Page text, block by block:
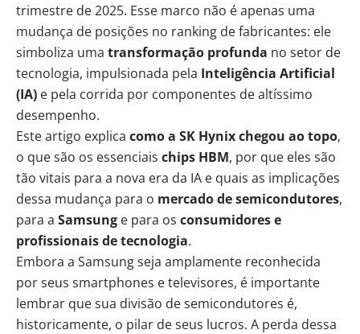
trimestre de 2025. Esse marco não é apenas uma
mudança de posições no ranking de fabricantes: ele
simboliza uma transformação profunda no setor de
tecnologia, impulsionada pela Inteligência Artificial
(IA) e pela corrida por componentes de altíssimo
desempenho.
Este artigo explica como a SK Hynix chegou ao topo,
o que são os essenciais chips HBM, por que eles são
tão vitais para a nova era da IA e quais as implicações
dessa mudança para o mercado desemicondutores,
para a Samsung e para os consumidores e
profissionais de tecnologia.
Embora a Samsung seja amplamente reconhecida
por seus smartphones e televisores, é importante
lembrar que sua divisão de semicondutores é,
historicamente, o pilar de seus lucros. A perda dessa